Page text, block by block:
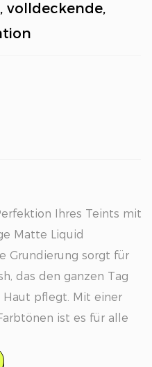
volldeckende,
Ihres Teints mit
Matte Liquid
Grundierung sorgt für
das den ganzen Tag
pflegt. Mit einer
ist es für alle
natürlichen Look